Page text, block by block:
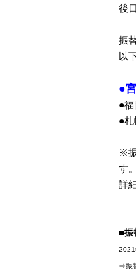
後
振
以
●
●
●札
※
す。
詳
■振
2021
⇒振